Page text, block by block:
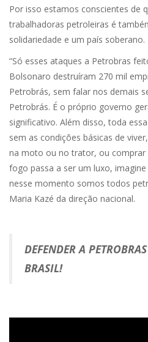
Por isso estamos conscientes de
trabalhadoras petroleiras é
solidariedade e um país soberano.
“Só esses ataques a Petrobras
Bolsonaro destruíram 270 mil
Petrobrás, sem falar nos demais
Petrobrás. É o próprio governo
significativo. Além disso, toda
sem as condições básicas de
na moto ou no trator, ou
fogo passa a ser um luxo,
nesse momento somos todos
Maria Kazé da direção nacional.
DEFENDER A
BRASIL!